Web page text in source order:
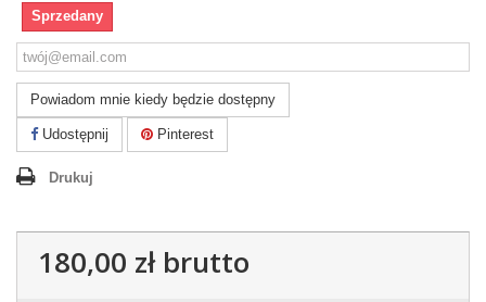
Sprzedany
Powiadom mnie kiedy będzie dostępny
Udostępnij Pinterest
Drukuj
180,00 złbrutto